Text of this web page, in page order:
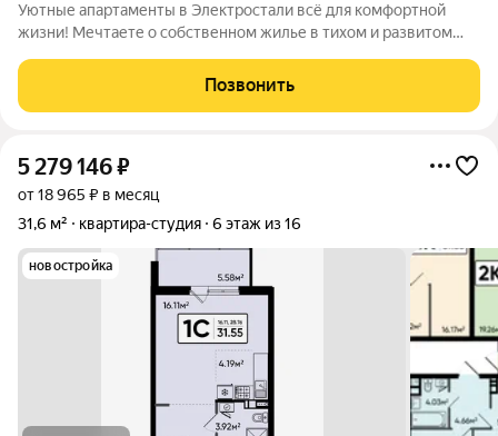
Уютные апартаменты в Электростали всё для комфортной
жизни! Мечтаете о собственном жилье в тихом и развитом
апартаменты в Электростали! Преимущества: Свежий ремонт:
Вам не придется тратить время и деньги
Позвонить
5 279 146₽
от 18 965 ₽ в месяц
31,6 м²
квартира-студия 6 этаж из 16
новостройка